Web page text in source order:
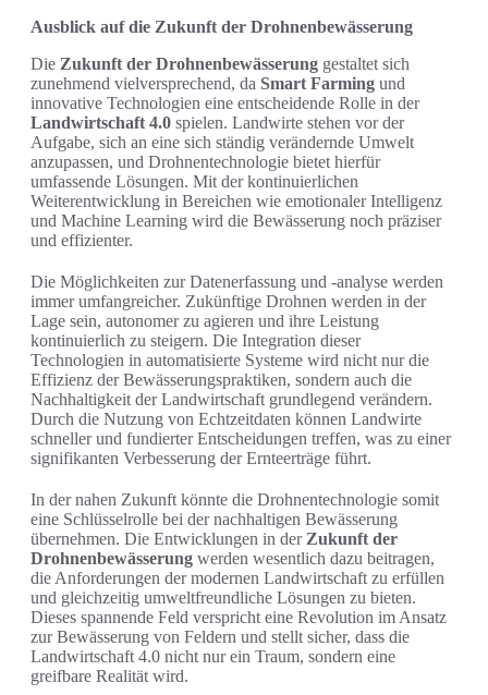
Ausblick auf die Zukunft der Drohnenbewässerung
Die Zukunft der Drohnenbewässerung gestaltet sich
zunehmend vielversprechend, da Smart Farming und
innovative Technologien eine entscheidende Rolle in der
Landwirtschaft 4.0 spielen. Landwirte stehen vor der
Aufgabe, sich an eine sich ständig verändernde Umwelt
anzupassen, und Drohnentechnologie bietet hierfür
umfassende Lösungen. Mit der kontinuierlichen
Weiterentwicklung in Bereichen wie emotionaler Intelligenz
und Machine Learning wird die Bewässerung noch präziser
und effizienter.
Die Möglichkeiten zur Datenerfassung und -analyse werden
immer umfangreicher. Zukünftige Drohnen werden in der
Lage sein, autonomer zu agieren und ihre Leistung
kontinuierlich zu steigern. Die Integration dieser
Technologien in automatisierte Systeme wird nicht nur die
Effizienz der Bewässerungspraktiken, sondern auch die
Nachhaltigkeit der Landwirtschaft grundlegend verändern.
Durch die Nutzung von Echtzeitdaten können Landwirte
schneller und fundierter Entscheidungen treffen, was zu einer
signifikanten Verbesserung der Ernteerträge führt.
In der nahen Zukunft könnte die Drohnentechnologie somit
eine Schlüsselrolle bei der nachhaltigen Bewässerung
übernehmen. Die Entwicklungen in der Zukunft der
Drohnenbewässerung werden wesentlich dazu beitragen,
die Anforderungen der modernen Landwirtschaft zu erfüllen
und gleichzeitig umweltfreundliche Lösungen zu bieten.
Dieses spannende Feld verspricht eine Revolution im Ansatz
zur Bewässerung von Feldern und stellt sicher, dass die
Landwirtschaft 4.0 nicht nur ein Traum, sondern eine
greifbare Realität wird.